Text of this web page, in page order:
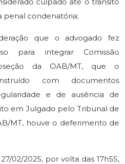
penal condenatória;
que o advogado fez
para integrar Comissão
da OAB/MT, que o
com documentos
e de ausência de
em Julgado pelo Tribunal de
MT, houve o deferimento de
02/2025, por volta das 17h55,